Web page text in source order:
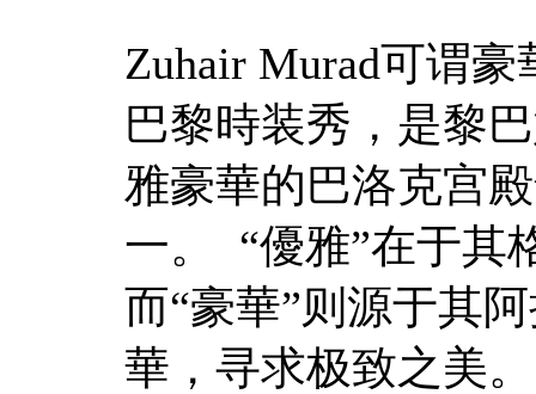
Zuhair Murad可谓
巴黎時装秀，是黎
雅豪華的巴洛克宫
一。 “優雅”在于其
而“豪華”则源于其
華，寻求极致之美。